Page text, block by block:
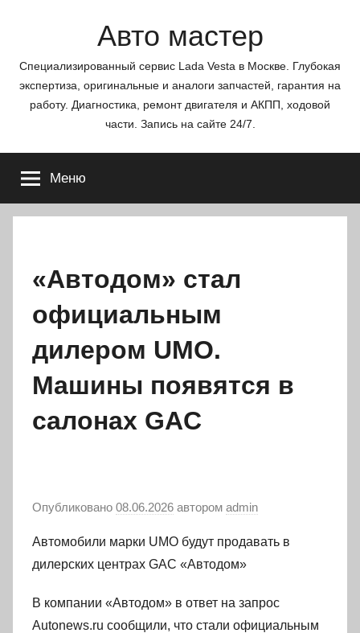
Авто мастер
Специализированный сервис Lada Vesta в Москве. Глубокая
экспертиза, оригинальные и аналоги запчастей, гарантия на
работу. Диагностика, ремонт двигателя и АКПП, ходовой
части. Запись на сайте 24/7.
Меню
«Автодом» стал
официальным
дилером UMO.
Машины появятся в
салонах GAC
Опубликовано 08.06.2026 автором admin
Автомобили марки UMO будут продавать в
дилерских центрах GAC «Автодом»
В компании «Автодом» в ответ на запрос
Autonews.ru сообщили, что стали официальным